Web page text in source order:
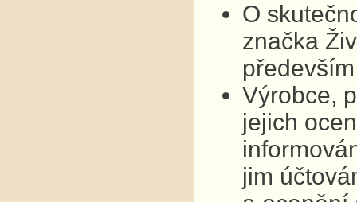
O
značka
Výrobce,
jejich
jim